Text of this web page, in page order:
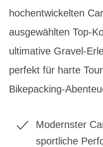
hochentwickelten
ausgewählten Top-
ultimative Gravel-
perfekt für harte
Bikepacking-
Modernster
sportliche